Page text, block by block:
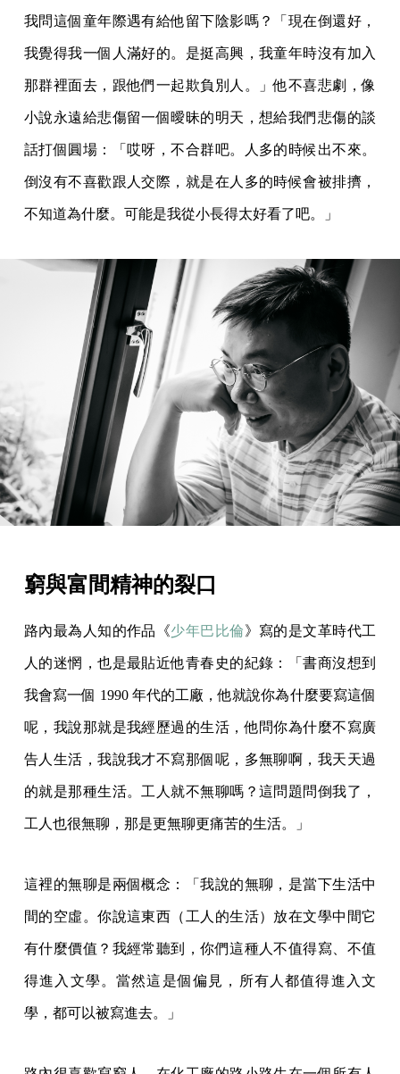
我問這個童年際遇有給他留下陰影嗎？「現在倒還好，
我覺得我一個人滿好的。是挺高興，我童年時沒有加入
那群裡面去，跟他們一起欺負別人。」他不喜悲劇，像
小說永遠給悲傷留一個曖昧的明天，想給我們悲傷的談
話打個圓場：「哎呀，不合群吧。人多的時候出不來。
倒沒有不喜歡跟人交際，就是在人多的時候會被排擠，
不知道為什麼。可能是我從小長得太好看了吧。」
窮與富間精神的裂口
路內最為人知的作品《少年巴比倫》寫的是文革時代工
人的迷惘，也是最貼近他青春史的紀錄：「書商沒想到
我會寫一個 1990 年代的工廠，他就說你為什麼要寫這個
呢，我說那就是我經歷過的生活，他問你為什麼不寫廣
告人生活，我說我才不寫那個呢，多無聊啊，我天天過
的就是那種生活。工人就不無聊嗎？這問題問倒我了，
工人也很無聊，那是更無聊更痛苦的生活。」
這裡的無聊是兩個概念：「我說的無聊，是當下生活中
間的空虛。你說這東西（工人的生活）放在文學中間它
有什麼價值？我經常聽到，你們這種人不值得寫、不值
得進入文學。當然這是個偏見，所有人都值得進入文
學，都可以被寫進去。」